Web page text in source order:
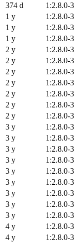
374 d
1:2.8.0-3
1 y
1:2.8.0-3
1 y
1:2.8.0-3
1 y
1:2.8.0-3
2 y
1:2.8.0-3
2 y
1:2.8.0-3
2 y
1:2.8.0-3
2 y
1:2.8.0-3
2 y
1:2.8.0-3
2 y
1:2.8.0-3
2 y
1:2.8.0-3
3 y
1:2.8.0-3
3 y
1:2.8.0-3
3 y
1:2.8.0-3
3 y
1:2.8.0-3
3 y
1:2.8.0-3
3 y
1:2.8.0-3
3 y
1:2.8.0-3
3 y
1:2.8.0-3
3 y
1:2.8.0-3
4 y
1:2.8.0-3
4 y
1:2.8.0-3